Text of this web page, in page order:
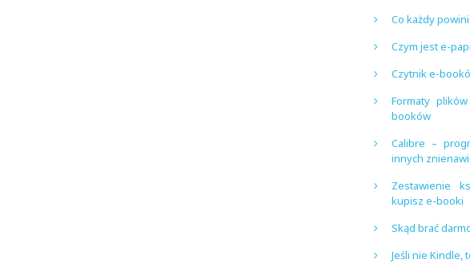
Co każdy
Czym jest e-
Czytnik e-
Formaty
booków
Calibre –
innych
Zestawienie
kupisz e-booki
Skąd brać
Jeśli nie Kindle,